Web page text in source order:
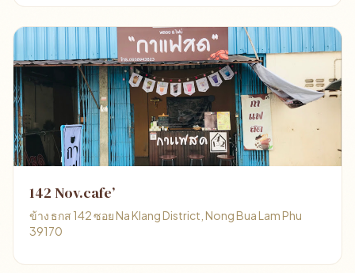
142 Nov.cafe’
ข้าง ธกส 142 ซอย Na Klang District, Nong Bua Lam Phu
39170